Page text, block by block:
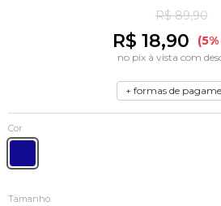
R$ 89,90
R$ 18,90
no pix à vista com
+ formas de
Cor
Tamanho